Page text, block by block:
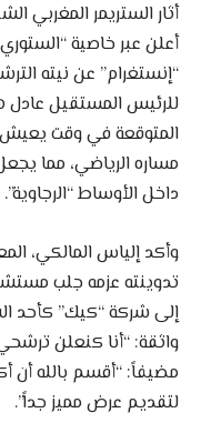
أثار الستريمر المغربي
أعلن عبر خاصية
“إنستغرام” عن نيته
للرئيس المستقيل عادل
المتوقعة في وقت يعيش
مساره الرياضي، مما
داخل الأوساط “الرجاوية”.
وأكد إلياس المالكي،
تدوينته عزمه جلب
إلى شركة “كيك” كأحد
واثقة: “أنا كنعلن ترشحي
مضيفاً: “أقسم بالله أن
لتقديم عرض مميز جداً”.